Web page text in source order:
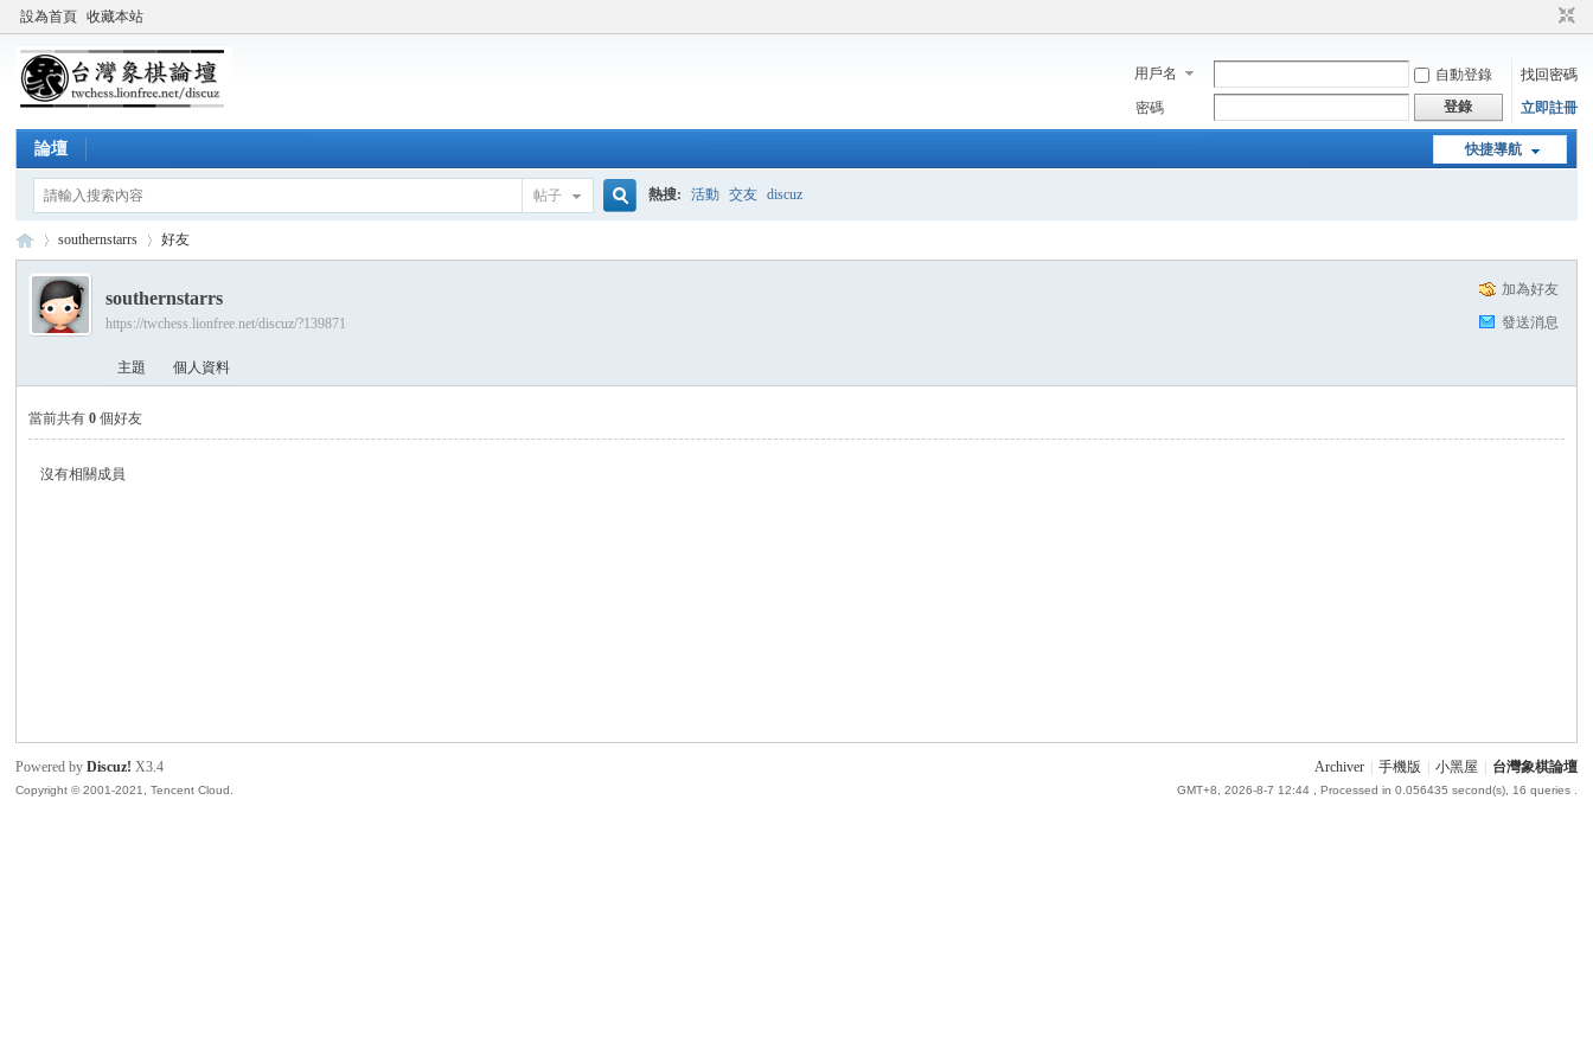
設為首頁 收藏本站
用戶名 自動登錄
找回密碼
密碼
登錄 立即註冊
快捷導航
論壇
帖子 熱搜: 活動 交友 discuz
›
southernstarrs 好友
加為好友
發送消息
southernstarrs
https://twchess.lionfree.net/discuz/?139871
主題 個人資料
當前共有0 個好友
沒有相關成員
Archiver 手機版 小黑屋 台灣象棋論壇
GMT+8, 2026-8-7 12:44, Processed in 0.056435 second(s), 16 queries .
Powered byDiscuz! X3.4
Copyright © 2001-2021, Tencent Cloud.